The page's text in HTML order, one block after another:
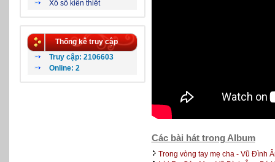
Xổ số kiến thiết
Thống kê truy cập
Truy cập: 2106603
Online: 2
Các bài hát trong Album
Trong vòng tay mẹ cha - Vũ Đình